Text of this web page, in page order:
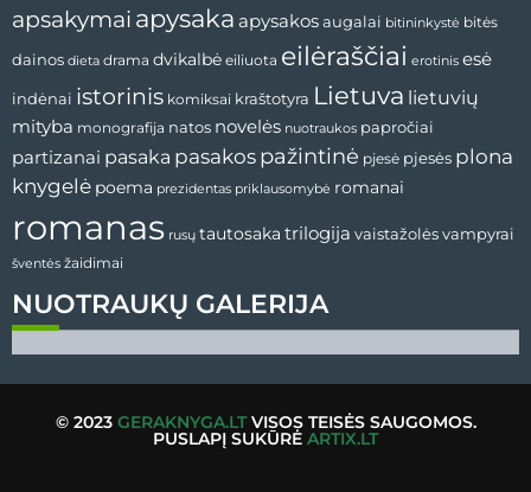
NUOTRAUKŲ GALERIJA
apsakymai apysaka apysakos augalai bitininkystė bitės
dainos dieta drama dvikalbė eiliuota eilėraščiai erotinis esė
indėnai istorinis komiksai kraštotyra Lietuva lietuvių
mityba monografija natos novelės nuotraukos papročiai
partizanai pasaka pasakos pažintinė pjesė pjesės plona
knygelė poema prezidentas priklausomybė romanai
romanas rusų tautosaka trilogija vaistažolėsvampyrai
šventės žaidimai
© 2023 GERAKNYGA.LTVISOS TEISĖS SAUGOMOS.
PUSLAPĮ SUKŪRĖ ARTIX.LT